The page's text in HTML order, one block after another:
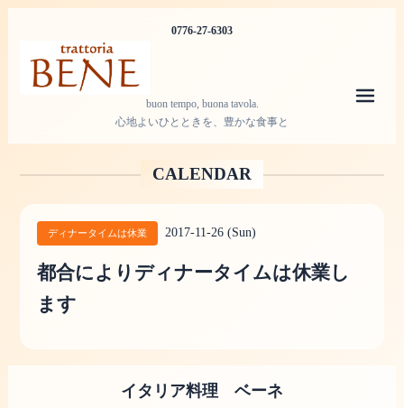
0776-27-6303
buon tempo, buona tavola.
心地よいひとときを、豊かな食事と
CALENDAR
ディナータイムは休業 2017-11-26 (Sun)
都合によりディナータイムは休業し
ます
イタリア料理 ベーネ